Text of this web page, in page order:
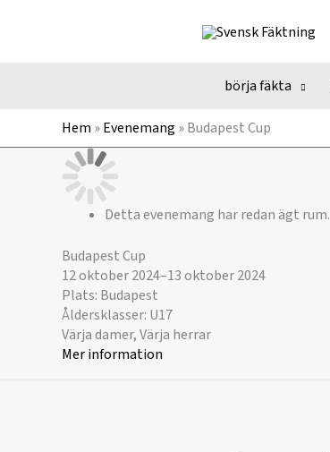
börja fäkta
Hem »Evenemang »Budapest Cup
Detta evenemang har redan ägt rum.
Budapest Cup
12 oktober 2024–13 oktober 2024
Plats: Budapest
Åldersklasser: U17
Värja damer, Värja herrar
Mer information